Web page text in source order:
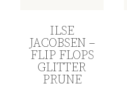
ILSE
JACOBSEN –
FLIP FLOPS
GLITTER
PRUNE